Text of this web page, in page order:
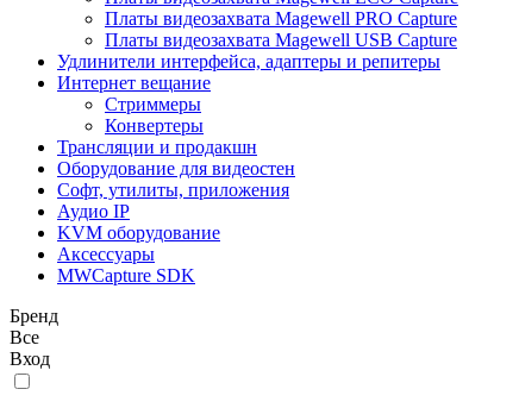
Платы видеозахвата Magewell PRO Capture
Платы видеозахвата Magewell USB Capture
Удлинители интерфейса, адаптеры и репитеры
Интернет вещание
Стриммеры
Конвертеры
Трансляции и продакшн
Оборудование для видеостен
Софт, утилиты, приложения
Аудио IP
KVM оборудование
Аксессуары
MWCapture SDK
Бренд
Все
Вход